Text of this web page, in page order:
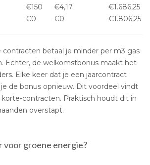
€150 €4,17
€1.686,25
€0 €0 €1.806,25
contracten betaal je minder per m3 gas
Echter, de welkomstbonus maakt het
Elke keer dat je een jaarcontract
de bonus opnieuw. Dit voordeel vindt
korte-contracten. Praktisch houdt dit in
overstapt.
voor groene energie?